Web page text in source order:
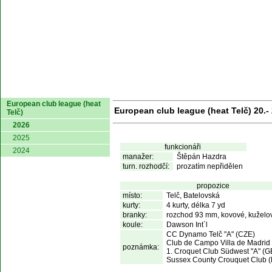
European club league (heat
Telč)
2026
2025
2024
European club league (heat Telč) 20.-
funkcionáři
manažer:
Štěpán Hazdra
turn. rozhodčí:
prozatím nepřidělen
propozice
místo:
Telč, Batelovská
kurty:
4 kurty, délka 7 yd
branky:
rozchod 93 mm, kovové,
koule:
Dawson Int`l
poznámka:
CC Dynamo Telč "A" (CZE)
Club de Campo Villa de Madrid
1. Croquet Club Südwest "A"
Sussex County Crouquet Club